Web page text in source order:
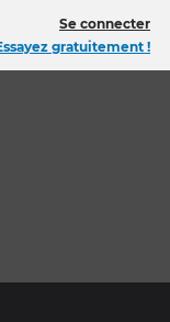
Se connecter
gratuitement !